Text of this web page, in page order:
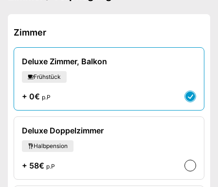
Zimmer
Deluxe Zimmer, Balkon
Frühstück
+ 0€ p.P
Deluxe Doppelzimmer
Halbpension
+ 58€ p.P